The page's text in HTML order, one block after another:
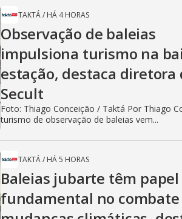
TAKTÁ/ HÁ 4 HORAS
Observação de baleias
impulsiona turismo na
estação, destaca diretora
Secult
Foto: Thiago Conceição / Taktá Por Thiago
turismo de observação de baleias vem...
TAKTÁ/ HÁ 5 HORAS
Baleias jubarte têm papel
fundamental no combate